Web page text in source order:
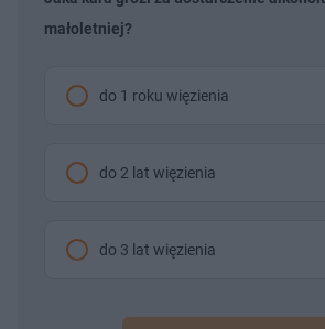
małoletniej?
do 1 roku więzienia
do 2 lat więzienia
do 3 lat więzienia